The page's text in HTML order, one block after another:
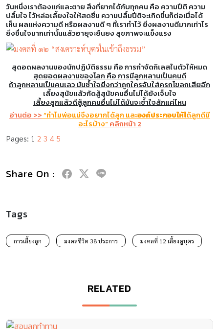
วันหนึ่งเราต้องแก่และตาย สิ่งที่ยากได้กับทุกคน คือ ความปีติ ความ
ปลื้มใจ ไว้หล่อเลี้ยงใจให้สดชื่น ความปลื้มปีติจะเกิดขึ้นก็ต่อเมื่อได้
เห็น ผลแห่งความดี หรือผลงานดี ๆ ที่เราทำไว้ ยิ่งผลงานดีมากเท่าไร
ยิ่งชื่นใจมากเท่านั้นแล้วอายุจะยืนยง สุขภาพจะแข็งแรง
สุดอดผลงานของนักปฏิบัติธรรม คือ การกำจัดกิเลสในตัวให้หมด
สุดยอดผลงานของโลก คือ การมีลูกหลานเป็นคนดี
ถ้าลูกหลานเป็นคนเลว มันช้ำใจยิ่งกว่าถูกใครจับใส่ครกโขลกเสียอีก
เลี้ยงสุนัขแล้วกัดสู้สุนัขคนอื่นไม่ได้ยังเจ็บใจ
เลี้ยงลูกแล้วดีสู้ลูกคนอื่นไม่ได้มันจะช้ำใจสักแค่ไหน
อ่านต่อ >>“ทำไมพ่อแม่จึงอยากได้ลูก และองค์ประกอบให้ได้ลูกดีมี
อะไรบ้าง“คลิกหน้า 2
Pages: 1 2 3 4 5
Share On :
Tags
การเลี้ยงลูก มงคลชีวิต 38 ประการ มงคลที่ 12 เลี้ยงดูบุตร
RELATED